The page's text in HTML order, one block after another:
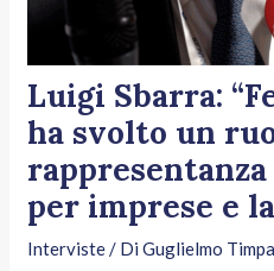
Luigi Sbarra:
ha svolto un
per imprese e
Interviste/ DiGuglielmo